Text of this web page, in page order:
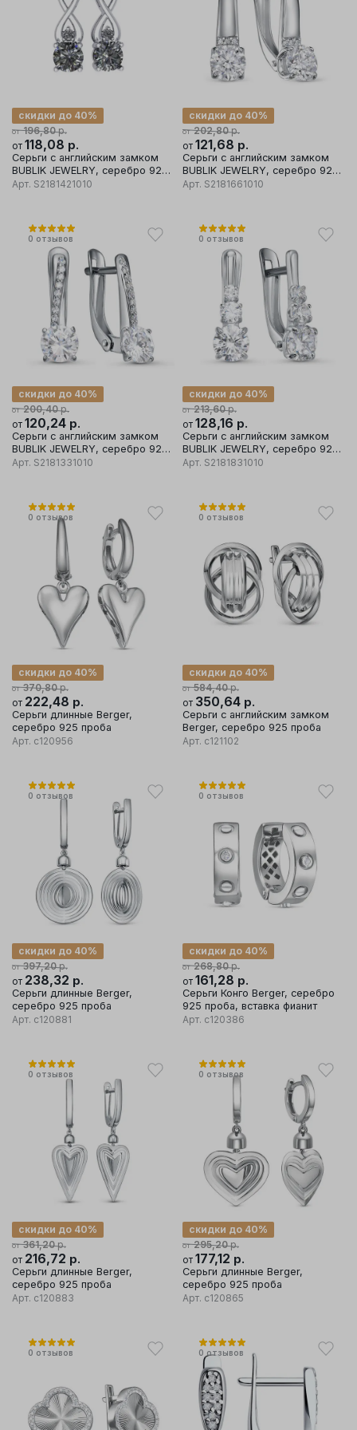
от 196,80р.
скидки до 40%
от 118,08 р.
Серьги с английским замком
BUBLIK JEWELRY, серебро 925
проба, вставка фианит
Арт. S2181421010
от 202,80р.
скидки до 40%
от 121,68 р.
Серьги с английским замком
BUBLIK JEWELRY, серебро 925
проба, вставка фианит
Арт. S2181661010
0 отзывов
от 200,40р.
скидки до 40%
от 120,24 р.
Серьги с английским замком
BUBLIK JEWELRY, серебро 925
проба, вставка фианит
Арт. S2181331010
0 отзывов
от 213,60р.
скидки до 40%
от 128,16 р.
Серьги с английским замком
BUBLIK JEWELRY, серебро 925
проба, вставка фианит
Арт. S2181831010
0 отзывов
от 370,80р.
скидки до 40%
от 222,48 р.
Серьги длинные Berger,
серебро 925 проба
Арт. с120956
0 отзывов
от 584,40р.
скидки до 40%
от 350,64 р.
Серьги с английским замком
Berger, серебро 925 проба
Арт. с121102
0 отзывов
от 397,20р.
скидки до 40%
от 238,32 р.
Серьги длинные Berger,
серебро 925 проба
Арт. с120881
0 отзывов
от 268,80р.
скидки до 40%
от 161,28 р.
Серьги Конго Berger, серебро
925 проба, вставка фианит
Арт. с120386
0 отзывов
от 361,20р.
скидки до 40%
от 216,72 р.
Серьги длинные Berger,
серебро 925 проба
Арт. с120883
0 отзывов
от 295,20р.
скидки до 40%
от 177,12 р.
Серьги длинные Berger,
серебро 925 проба
Арт. с120865
0 отзывов 0 отзывов